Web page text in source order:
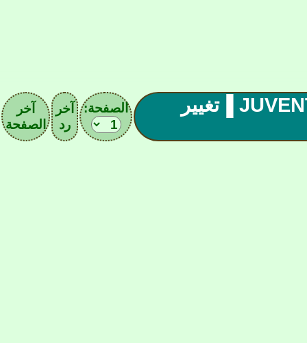
▐رابطة اليوفنتوس (02) JUVENTUS FC ▐تغيير الصفحة:
آخر
رد
آخر
الصفحة